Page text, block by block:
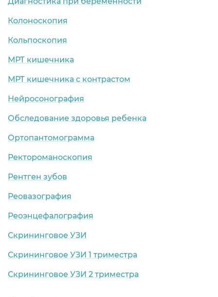
Колоноскопия
Кольпоскопия
МРТ кишечника
МРТ кишечника с контрастом
Нейросонография
Обследование здоровья ребенка
Ортопантомограмма
Ректороманоскопия
Рентген зубов
Реовазография
Реоэнцефалография
Скрининговое УЗИ
Скрининговое УЗИ 1 триместра
Скрининговое УЗИ 2 триместра